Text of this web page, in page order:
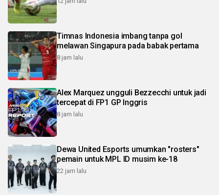
Timnas Indonesia imbang tanpa gol
melawan Singapura pada babak pertama
8 jam lalu
Alex Marquez ungguli Bezzecchi untuk jadi
tercepat di FP1 GP Inggris
8 jam lalu
Dewa United Esports umumkan "rosters"
pemain untuk MPL ID musim ke-18
22 jam lalu